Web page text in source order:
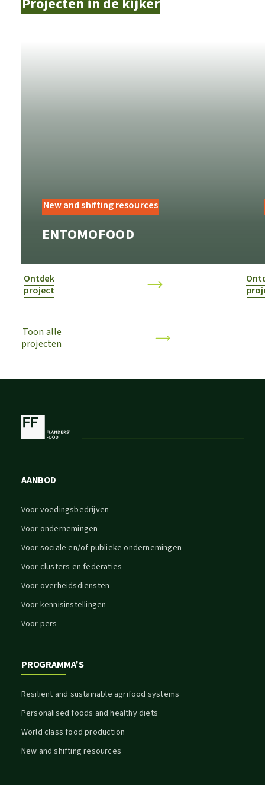
New and shifting resources
ENTOMOFOOD
Ontdek
project
Toon alle
projecten
AANBOD
Voor voedingsbedrijven
Voor ondernemingen
Voor sociale en/of publieke ondernemingen
Voor clusters en federaties
Voor overheidsdiensten
Voor kennisinstellingen
Voor pers
PROGRAMMA'S
Resilient and sustainable agrifood systems
Personalised foods and healthy diets
World class food production
New and shifting resources